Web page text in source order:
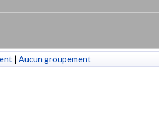
| Aucun groupement